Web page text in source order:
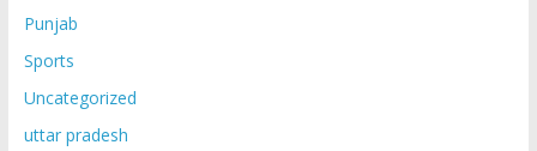
Punjab
Sports
Uncategorized
uttar pradesh